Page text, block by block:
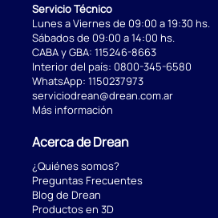
Servicio Técnico
Lunes a Viernes de 09:00 a 19:30 hs.
Sábados de 09:00 a 14:00 hs.
CABA y GBA: 115246-8663
Interior del país: 0800-345-6580
WhatsApp: 1150237973
serviciodrean@drean.com.ar
Más información
Acerca de Drean
¿Quiénes somos?
Preguntas Frecuentes
Blog de Drean
Productos en 3D